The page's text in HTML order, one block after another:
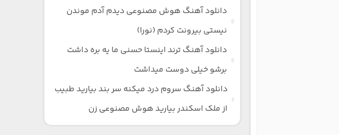
دانلود آهنگ هوش مصنوعی دیدم آدم موندن
نیستی بیرونت کردم (نورا)
دانلود آهنگ ترند اینستا حسنی ما یه بره داشت
برشو خیلی دوست میداشت
دانلود آهنگ سروم درد میکنه سر بند بیارید طبیب
از ملک اسکندر بیارید هوش مصنوعی زن